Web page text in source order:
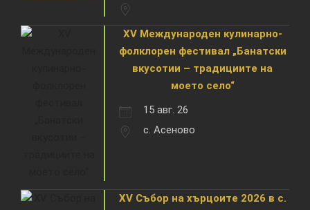
XV Международен кулинарно-
фолклорен фестивал „Банатски
вкусотии – традициите на
моето село“
15 авг. 26
с. Асеново
XV Събор на хърцоите 2026 в с.